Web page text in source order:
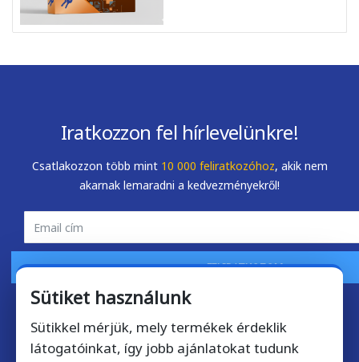
ment minden, a
Mihály Zombory
Mint mindig gyors
már használatba sikerült
Zsolt Szálkai
Iratkozzon fel hírlevelünkre!
Csatlakozzon több mint 10 000 feliratkozóhoz, akik nem
akarnak lemaradni a kedvezményekről!
FELIRATKOZOM
Sütiket használunk
Sütikkel mérjük, mely termékek érdeklik
látogatóinkat, így jobb ajánlatokat tudunk